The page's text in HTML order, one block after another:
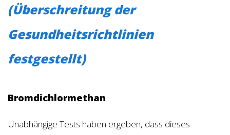
(Überschreitung der
Gesundheitsrichtlinien
festgestellt)
Bromdichlormethan
Unabhängige Tests haben ergeben, dass dieses